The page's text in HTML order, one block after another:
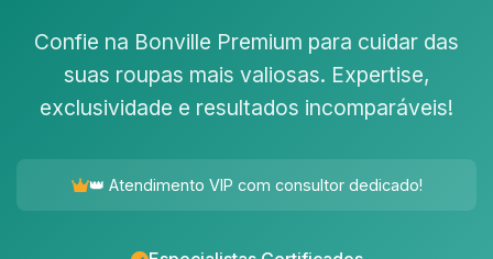
Confie na Bonville Premium para cuidar das
suas roupas mais valiosas. Expertise,
exclusividade e resultados incomparáveis!
👑 Atendimento VIP com consultor dedicado!